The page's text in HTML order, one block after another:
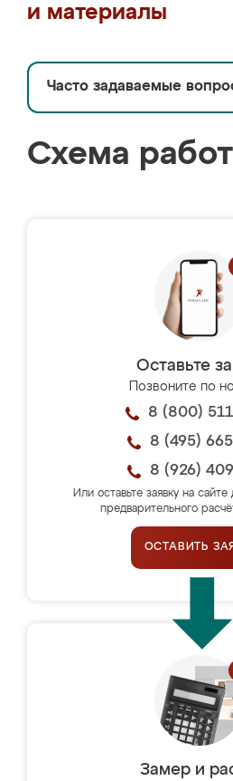
и материалы
Часто задаваемые
Схема
Оставьте
Позвоните по
8 (800)
8 (495)
8 (926)
Или оставьте заявку на сайте
предварительного
ОСТАВИТЬ
Замер и